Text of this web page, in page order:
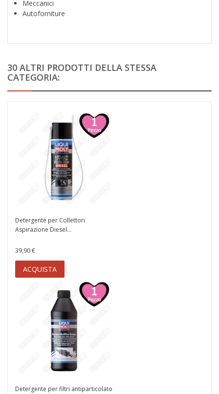
Meccanici
Autoforniture
30 ALTRI PRODOTTI DELLA STESSA
CATEGORIA:
Detergente per Collettori
Aspirazione Diesel...
39,90 €
ACQUISTA
Detergente per filtri antiparticolato